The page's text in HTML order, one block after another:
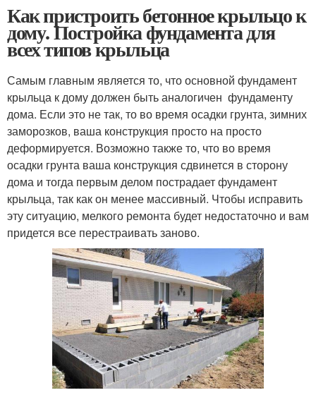
Как пристроить бетонное крыльцо к
дому. Постройка фундамента для
всех типов крыльца
Самым главным является то, что основной фундамент
крыльца к дому должен быть аналогичен фундаменту
дома. Если это не так, то во время осадки грунта, зимних
заморозков, ваша конструкция просто на просто
деформируется. Возможно также то, что во время
осадки грунта ваша конструкция сдвинется в сторону
дома и тогда первым делом пострадает фундамент
крыльца, так как он менее массивный. Чтобы исправить
эту ситуацию, мелкого ремонта будет недостаточно и вам
придется все перестраивать заново.